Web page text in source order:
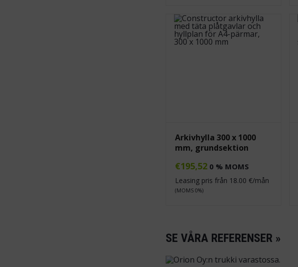
Arkivhylla 300 x 1000
mm, grundsektion
€195,52 0 % MOMS
Leasing pris från 18.00 €/mån
(MOMS 0%)
SE VÅRA REFERENSER »